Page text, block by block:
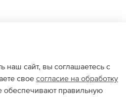
наш сайт, вы соглашаетесь с
своесогласие на обработку
обеспечивают правильную